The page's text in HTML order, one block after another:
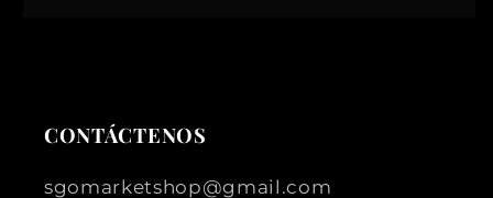
CONTÁCTENOS
sgomarketshop@gmail.com